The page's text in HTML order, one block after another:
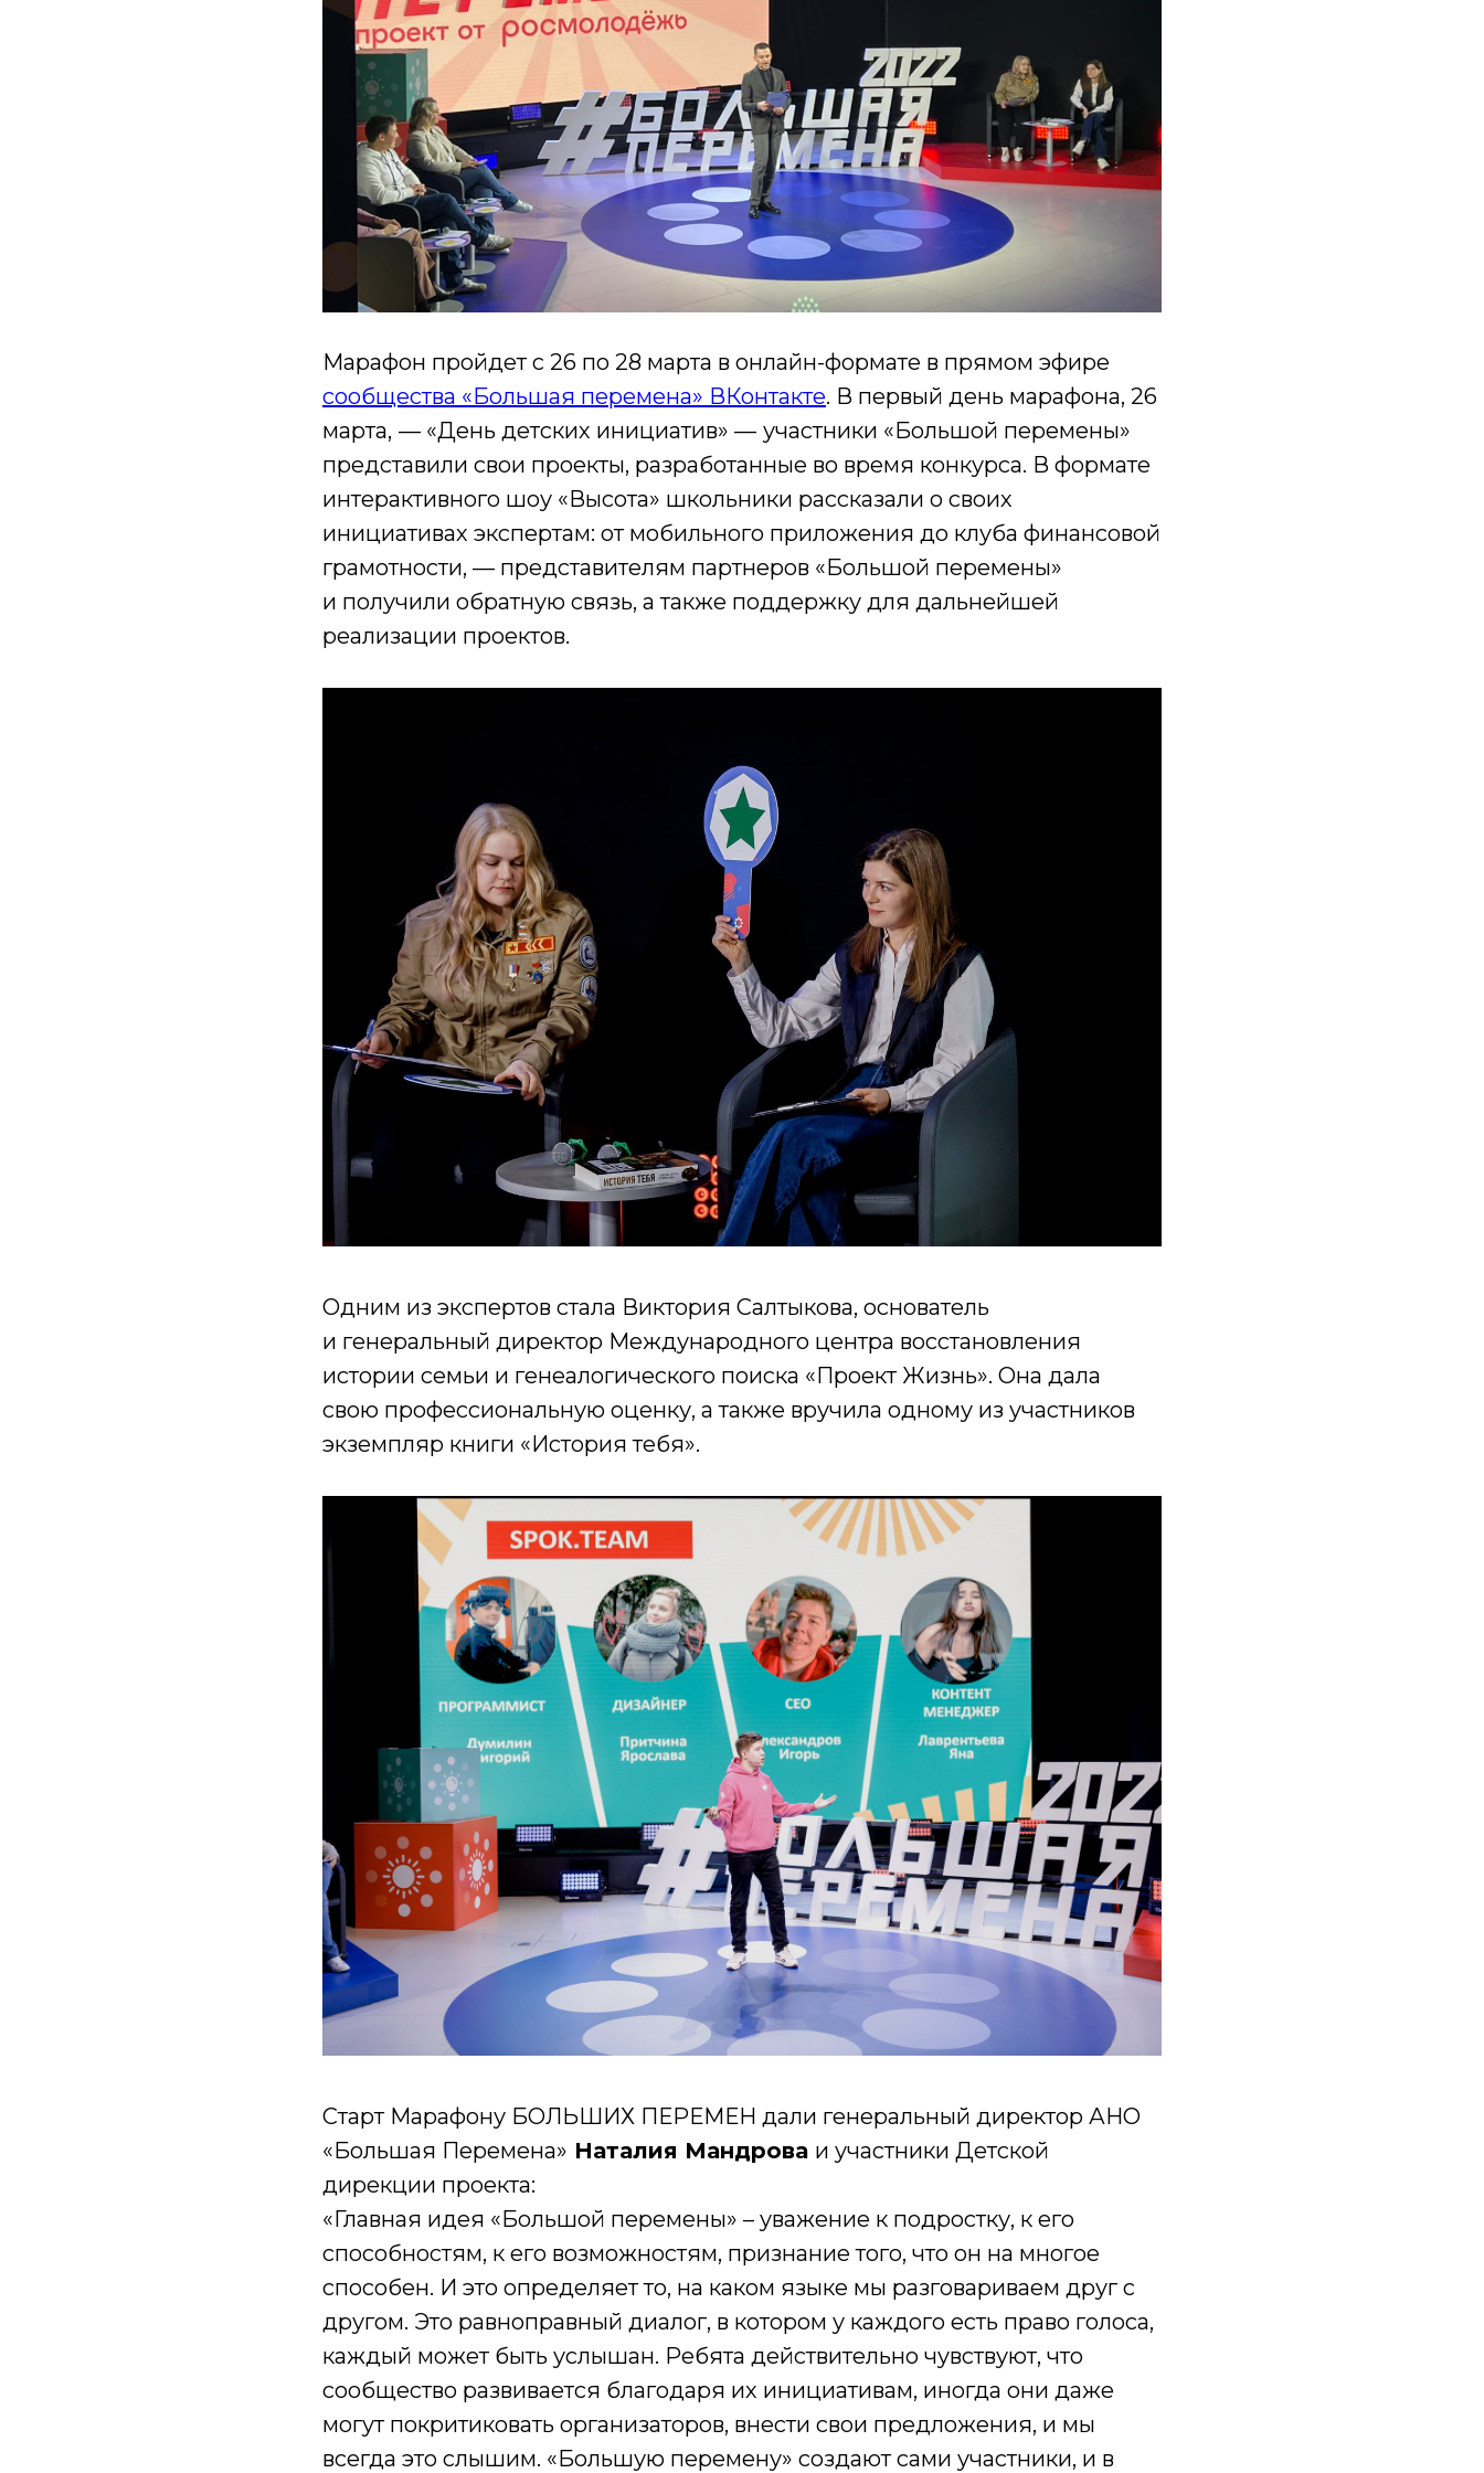
Марафон пройдет с 26 по 28 марта в онлайн-формате в прямом эфире
сообщества «Большая перемена» ВКонтакте. В первый день марафона, 26
марта, — «День детских инициатив» — участники «Большой перемены»
представили свои проекты, разработанные во время конкурса. В формате
интерактивного шоу «Высота» школьники рассказали о своих
инициативах экспертам: от мобильного приложения до клуба финансовой
грамотности, — представителям партнеров «Большой перемены»
и получили обратную связь, а также поддержку для дальнейшей
реализации проектов.
Одним из экспертов стала Виктория Салтыкова, основатель
и генеральный директор Международного центра восстановления
истории семьи и генеалогического поиска «Проект Жизнь». Она дала
свою профессиональную оценку, а также вручила одному из участников
экземпляр книги «История тебя».
Старт Марафону БОЛЬШИХ ПЕРЕМЕН дали генеральный директор АНО
«Большая Перемена» Наталия Мандрова и участники Детской
дирекции проекта:
«Главная идея «Большой перемены» – уважение к подростку, к его
способностям, к его возможностям, признание того, что он на многое
способен. И это определяет то, на каком языке мы разговариваем друг с
другом. Это равноправный диалог, в котором у каждого есть право голоса,
каждый может быть услышан. Ребята действительно чувствуют, что
сообщество развивается благодаря их инициативам, иногда они даже
могут покритиковать организаторов, внести свои предложения, и мы
всегда это слышим. «Большую перемену» создают сами участники, и в